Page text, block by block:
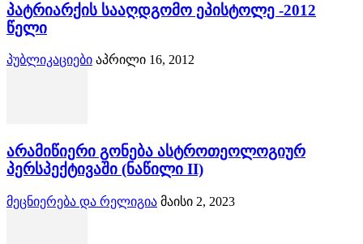
პატრიარქის სააღდგომო ეპისტოლე -2012
წელი
პუბლიკაციები აპრილი 16, 2012
არამიწიერი გონება ასტროთეოლოგიურ
პერსპექტივაში (ნაწილი II)
მეცნიერება და რელიგია მაისი 2, 2023